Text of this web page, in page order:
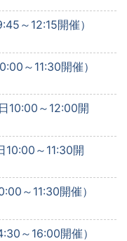
～12:15開催）
～11:30開催）
10:00～12:00開
～11:30開
～11:30開催）
～16:00開催）